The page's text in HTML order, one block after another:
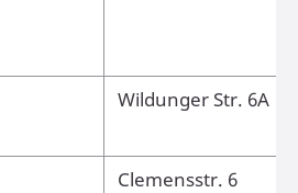
Wildunger Str. 6A
Clemensstr. 6